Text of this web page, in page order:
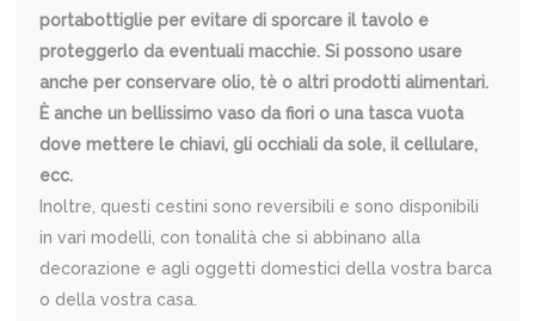
portabottiglie per evitare di sporcare il tavolo e
proteggerlo da eventuali macchie. Si possono usare
anche per conservare olio, tè o altri prodotti alimentari.
È anche un bellissimo vaso da fiori o una tasca vuota
dove mettere le chiavi, gli occhiali da sole, il cellulare,
ecc.
Inoltre, questi cestini sono reversibili e sono disponibili
in vari modelli, con tonalità che si abbinano alla
decorazione e agli oggetti domestici della vostra barca
o della vostra casa.